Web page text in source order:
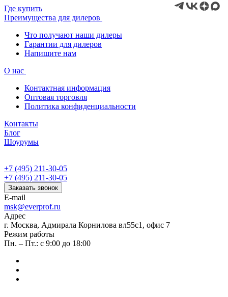
Где купить
Преимущества для дилеров
Что получают наши дилеры
Гарантии для дилеров
Напишите нам
О нас
Контактная информация
Оптовая торговля
Политика конфиденциальности
Контакты
Блог
Шоурумы
+7 (495) 211-30-05
+7 (495) 211-30-05
Заказать звонок
E-mail
msk@everprof.ru
Адрес
г. Москва, Адмирала Корнилова вл55с1, офис 7
Режим работы
Пн. – Пт.: с 9:00 до 18:00